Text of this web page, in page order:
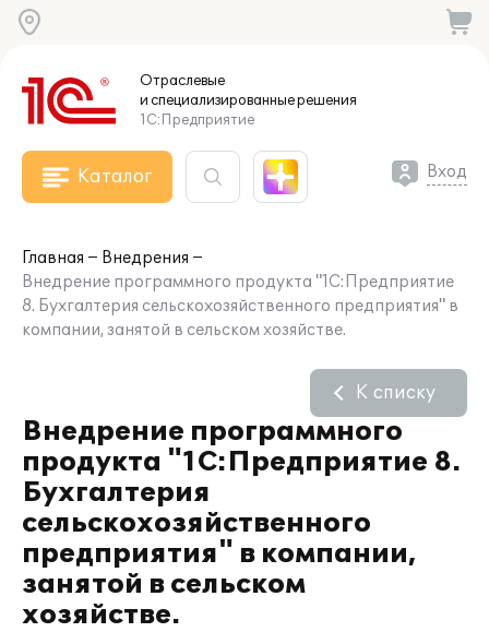
Отраслевые
и специализированныерешения
1С:Предприятие
Каталог Вход
Главная
Внедрения
Внедрение программного продукта "1С:Предприятие
8. Бухгалтерия сельскохозяйственного предприятия" в
компании, занятой в сельском хозяйстве.
Внедрение программного
продукта "1С:Предприятие 8.
Бухгалтерия
сельскохозяйственного
предприятия" в компании,
занятой в сельском
хозяйстве.
К списку